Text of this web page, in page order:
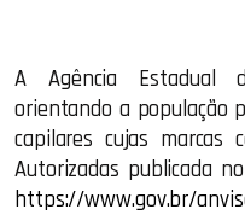
A Agência Estadual
orientando a população
capilares cujas marcas
Autorizadas publicada
https://www.gov.br/